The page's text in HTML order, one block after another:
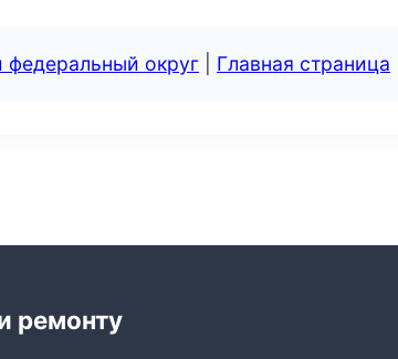
округ Главная страница
ремонту